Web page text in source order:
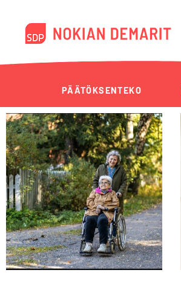
PÄÄTÖKSENTEKO